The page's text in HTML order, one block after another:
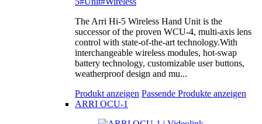
The Arri Hi-5 Wireless Hand Unit is the
successor of the proven WCU-4, multi-axis lens
control with state-of-the-art technology.With
interchangeable wireless modules, hot-swap
battery technology, customizable user buttons,
weatherproof design and mu...
Produkt anzeigen Passende Produkte anzeigen
ARRI OCU-1